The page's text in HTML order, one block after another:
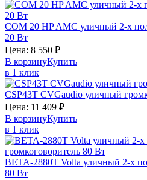
COM 20 HPAMC уличный 2-х
20 Вт
Цена: 8 550 ₽
В корзинуКупить
в 1 клик
CSP43T CVGaudio уличный
Цена: 11 409 ₽
В корзинуКупить
в 1 клик
BETA-2880T Volta уличный 2-х
80 Вт